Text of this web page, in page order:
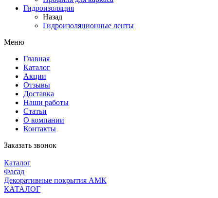
Гидроизоляция
Назад
Гидроизоляционные ленты
Меню
Главная
Каталог
Акции
Отзывы
Доставка
Наши работы
Статьи
О компании
Контакты
Заказать звонок
Каталог
Фасад
Декоративные покрытия АМК
КАТАЛОГ